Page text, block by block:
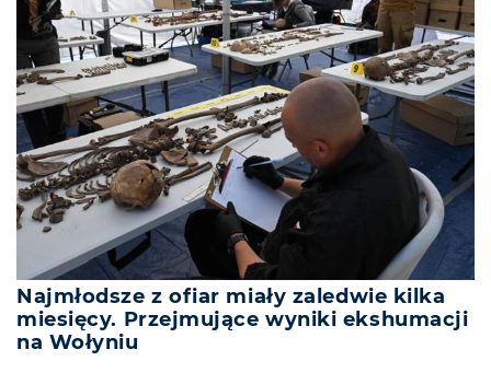
Najmłodsze z ofiar miały zaledwie kilka
miesięcy. Przejmujące wyniki ekshumacji
na Wołyniu